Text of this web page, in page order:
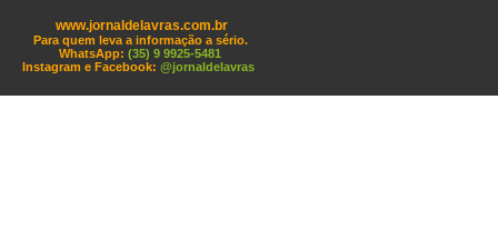
www.jornaldelavras.com.br
Para quem leva a informação a sério.
WhatsApp: (35) 9 9925-5481
Instagram e Facebook: @jornaldelavras